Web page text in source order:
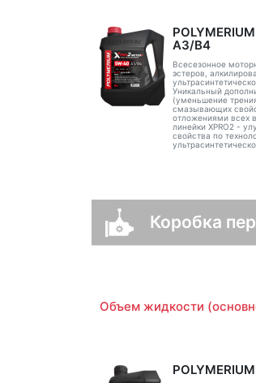
A3/B4
Всесезонное
эстеров,
Уникальный
(уменьшение
смазывающих
отложениями всех
линейки XPRO2 -
свойства по
Коробка
Объем жидкости